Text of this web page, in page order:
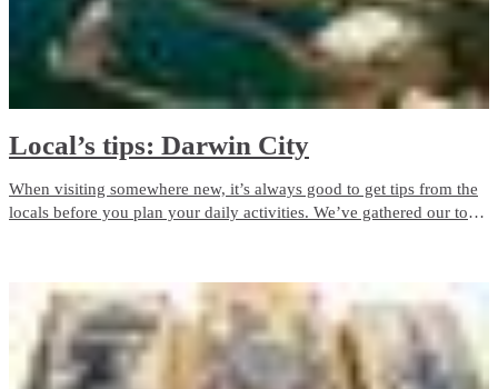
Local’s tips: Darwin City
When visiting somewhere new, it’s always good to get tips from the
locals before you plan your daily activities. We’ve gathered our top